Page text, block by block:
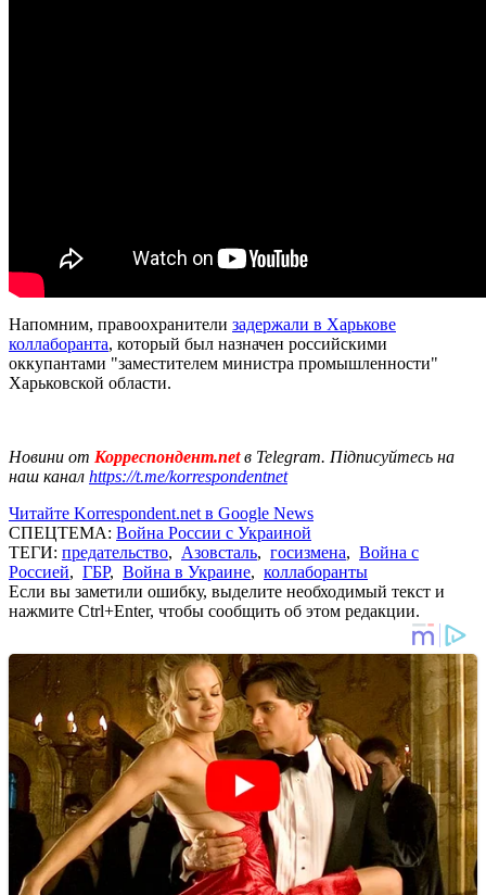
Напомним, правоохранители задержали в Харькове
коллаборанта, который был назначен российскими
оккупантами "заместителем министра промышленности"
Харьковской области.
Новини от Корреспондент.netв Telegram. Підписуйтесь на
наш канал https://t.me/korrespondentnet
Читайте Korrespondent.net в Google News
СПЕЦТЕМА: Война России с Украиной
ТЕГИ: предательство, Азовсталь, госизмена, Война с
Россией, ГБР, Война в Украине, коллаборанты
Если вы заметили ошибку, выделите необходимый текст и
нажмите Ctrl+Enter, чтобы сообщить об этом редакции.